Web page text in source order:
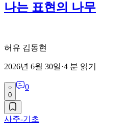
나는 표현의 나무
허유 김동현
2026년 6월 30일·4 분 읽기
0
0
사주-기초